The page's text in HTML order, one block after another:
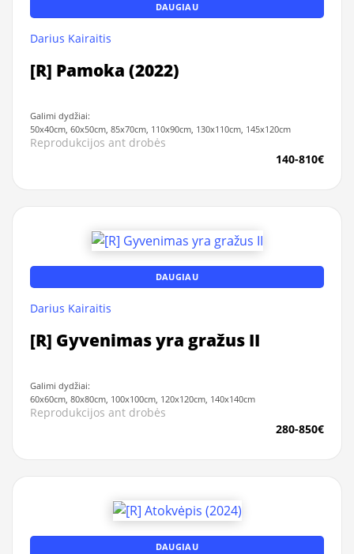
DAUGIAU
Darius Kairaitis
[R] Pamoka (2022)
Galimi dydžiai:
50x40cm, 60x50cm, 85x70cm, 110x90cm, 130x110cm, 145x120cm
Reprodukcijos ant drobės
140-810€
DAUGIAU
Darius Kairaitis
[R] Gyvenimas yra gražus II
Galimi dydžiai:
60x60cm, 80x80cm, 100x100cm, 120x120cm, 140x140cm
Reprodukcijos ant drobės
280-850€
DAUGIAU